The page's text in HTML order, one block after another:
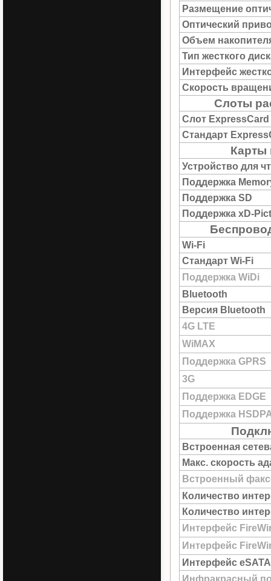
Размещение
Оптический
Объем
Тип жесткого
Интерфейс
Скорость
Слоты
Слот ExpressCard
Стандарт
Карты
Устройство для
Поддержка
Поддержка SD
Поддержка xD-
Wi-Fi
Стандарт Wi-Fi
Поддержка WiDi
Bluetooth
Версия Bluetooth
4G LTE
WiMAX
Поддержка GPRS
3G
Поддержка EDGE
Поддержка
Встроенная
Макс. скорость
Встроенный
Количество
Количество
Интерфейс
Интерфейс
Интерфейс eSATA
Инфракрасный